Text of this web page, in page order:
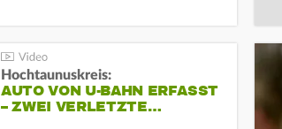
Hochtaunuskreis:
AUTO VON U-BAHN ERFASST
– ZWEI VERLETZTE…